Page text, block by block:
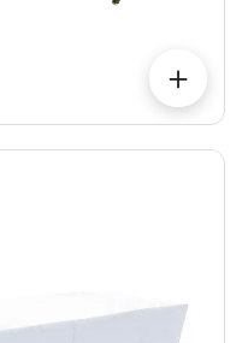
＋